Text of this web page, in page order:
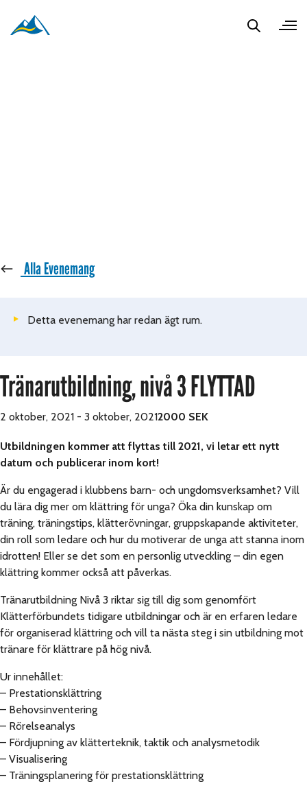
« Alla Evenemang
Detta evenemang har redan ägt rum.
Tränarutbildning, nivå 3 FLYTTAD
2 oktober, 2021 - 3 oktober, 20212000 SEK
Utbildningen kommer att flyttas till 2021, vi letar ett nytt
datum och publicerar inom kort!
Är du engagerad i klubbens barn- och ungdomsverksamhet? Vill
du lära dig mer om klättring för unga? Öka din kunskap om
träning, träningstips, klätterövningar, gruppskapande aktiviteter,
din roll som ledare och hur du motiverar de unga att stanna inom
idrotten! Eller se det som en personlig utveckling – din egen
klättring kommer också att påverkas.
Tränarutbildning Nivå 3 riktar sig till dig som genomfört
Klätterförbundets tidigare utbildningar och är en erfaren ledare
för organiserad klättring och vill ta nästa steg i sin utbildning mot
tränare för klättrare på hög nivå.
Ur innehållet:
– Prestationsklättring
– Behovsinventering
– Rörelseanalys
– Fördjupning av klätterteknik, taktik och analysmetodik
– Visualisering
– Träningsplanering för prestationsklättring